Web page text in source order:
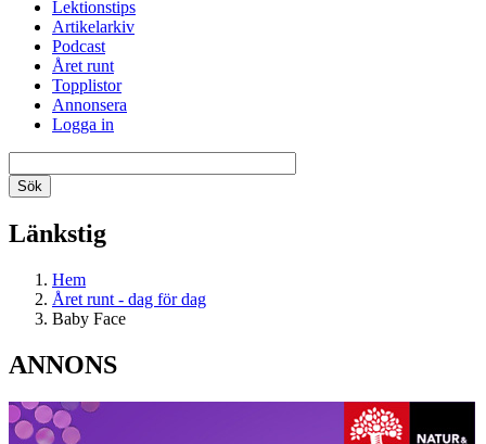
Lektionstips
Artikelarkiv
Podcast
Året runt
Topplistor
Annonsera
Logga in
Länkstig
Hem
Året runt - dag för dag
Baby Face
ANNONS